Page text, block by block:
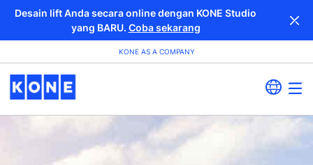
Desain lift Anda secara online dengan KONE Studio
yang BARU. Coba sekarang
KONE AS A COMPANY